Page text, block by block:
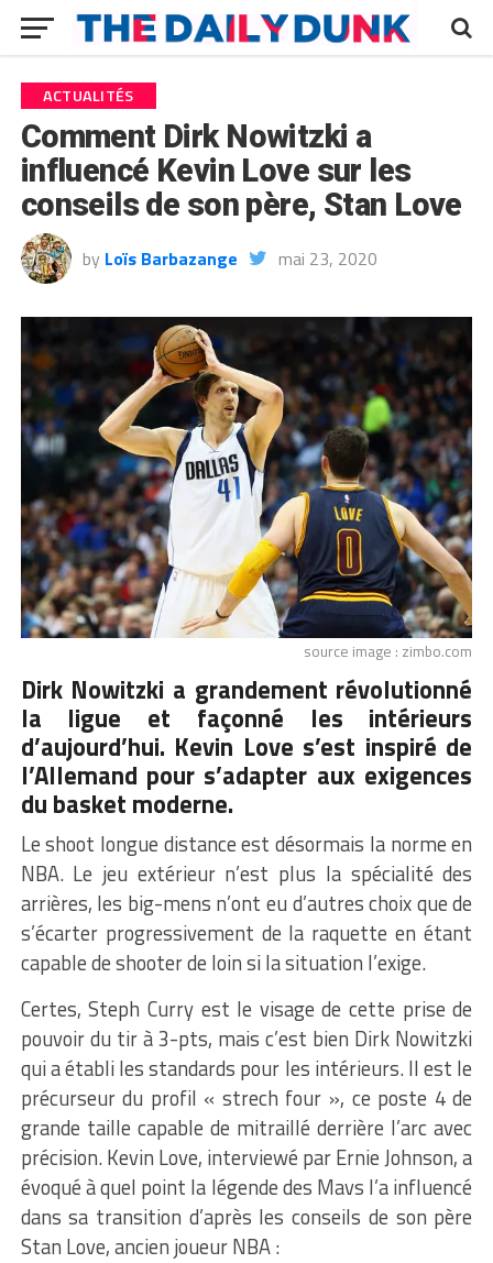
ACTUALITÉS
Comment Dirk Nowitzki a
influencé Kevin Love sur les
conseils de son père, Stan Love
by Loïs Barbazange mai 23, 2020
source image : zimbo.com
Dirk Nowitzki a grandement révolutionné
la ligue et façonné les intérieurs
d’aujourd’hui. Kevin Love s’est inspiré de
l’Allemand pour s’adapter aux exigences
du basket moderne.
Le shoot longue distance est désormais la norme en
NBA. Le jeu extérieur n’est plus la spécialité des
arrières, les big-mens n’ont eu d’autres choix que de
s’écarter progressivement de la raquette en étant
capable de shooter de loin si la situation l’exige.
Certes, Steph Curry est le visage de cette prise de
pouvoir du tir à 3-pts, mais c’est bien Dirk Nowitzki
qui a établi les standards pour les intérieurs. Il est le
précurseur du profil « strech four », ce poste 4 de
grande taille capable de mitraillé derrière l’arc avec
précision. Kevin Love, interviewé par Ernie Johnson, a
évoqué à quel point la légende des Mavs l’a influencé
dans sa transition d’après les conseils de son père
Stan Love, ancien joueur NBA :